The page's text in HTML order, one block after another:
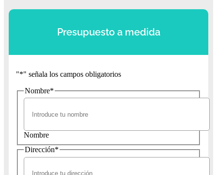
Presupuesto a medida
"*" señala los campos obligatorios
Nombre*
Nombre
Dirección*